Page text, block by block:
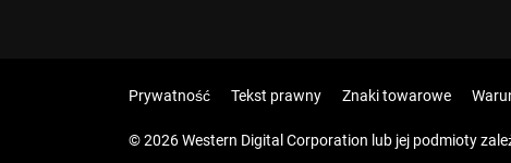
Prywatność Tekst prawny Znaki towarowe
© 2026 Western Digital Corporation lub jej podmioty